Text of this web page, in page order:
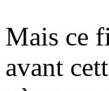
Mais ce
avant